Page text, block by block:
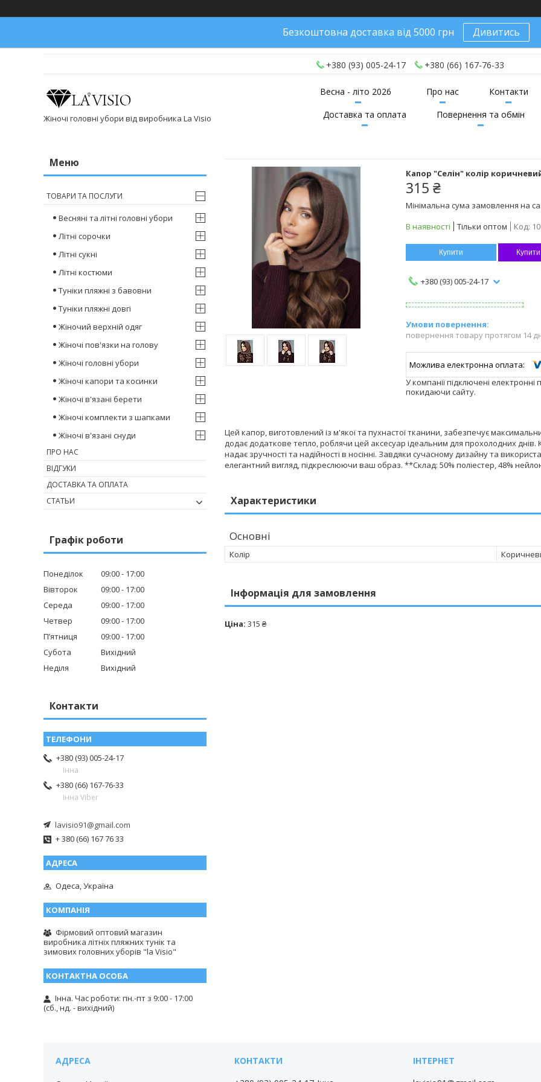
Безкоштовна доставка від 5000 грн Дивитись
+380 (93) 005-24-17 +380 (66) 167-76-33
Жіночі головні убори від виробника La Visio
Весна - літо 2026 Про нас
Контакти
Доставка та оплата
Повернення та обмін
Капор "Селін" колір
315 ₴
Мінімальна сума замовлення на
В наявності
Тільки оптом Код:
Купити
+380 (93) 005-24-17
повернення товару протягом 14
У компанії підключені
покидаючи сайту.
Цей капор, виготовлений із м'якої та пухнастої тканини, забезпечує
додає додаткове тепло, роблячи цей аксесуар ідеальним для прохолодних
надає зручності та надійності в носінні. Завдяки сучасному дизайну та
елегантний вигляд, підкреслюючи ваш образ. **Склад: 50% поліестер, 48%
Характеристики
Основні
Колір
Інформація для замовлення
Ціна: 315 ₴
ТОВАРИ ТА ПОСЛУГИ
Весняні та літні головні убори
Літні сорочки
Літні сукні
Літні костюми
Туніки пляжні з бавовни
Туніки пляжні довгі
Жіночий верхній одяг
Жіночі пов'язки на голову
Жіночі головні убори
Жіночі капори та косинки
Жіночі в'язані берети
Жіночі комплекти з шапками
Жіночі в'язані снуди
ПРО НАС
ВІДГУКИ
ДОСТАВКА ТА ОПЛАТА
СТАТЬИ
Графік роботи
Понеділок 09:00
17:00
Вівторок
09:00
17:00
Середа
09:00
17:00
Четвер
09:00
17:00
Пʼятниця
09:00
17:00
Субота
Вихідний
Неділя
Вихідний
Контакти
+380 (93) 005-24-17
Інна
+380 (66) 167-76-33
Інна Viber
lavisio91@gmail.com
+ 380 (66) 167 76 33
Одеса, Україна
Фірмовий оптовий магазин
виробника літніх пляжних тунік та
зимових головних уборів "la Visio"
Інна. Час роботи: пн.-пт з 9:00 - 17:00
(сб., нд. - вихідний)